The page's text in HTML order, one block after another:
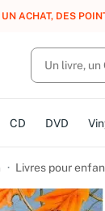
UN ACHAT, DES
CD DVD
Livres pour